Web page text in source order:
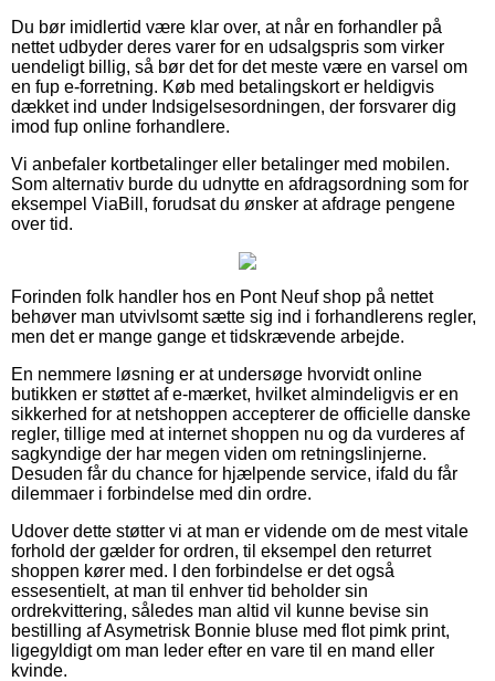
Du bør imidlertid være klar over, at når en forhandler på
nettet udbyder deres varer for en udsalgspris som virker
uendeligt billig, så bør det for det meste være en varsel om
en fup e-forretning. Køb med betalingskort er heldigvis
dækket ind under Indsigelsesordningen, der forsvarer dig
imod fup online forhandlere.
Vi anbefaler kortbetalinger eller betalinger med mobilen.
Som alternativ burde du udnytte en afdragsordning som for
eksempel ViaBill, forudsat du ønsker at afdrage pengene
over tid.
Forinden folk handler hos en Pont Neuf shop på nettet
behøver man utvivlsomt sætte sig ind i forhandlerens regler,
men det er mange gange et tidskrævende arbejde.
En nemmere løsning er at undersøge hvorvidt online
butikken er støttet af e-mærket, hvilket almindeligvis er en
sikkerhed for at netshoppen accepterer de officielle danske
regler, tillige med at internet shoppen nu og da vurderes af
sagkyndige der har megen viden om retningslinjerne.
Desuden får du chance for hjælpende service, ifald du får
dilemmaer i forbindelse med din ordre.
Udover dette støtter vi at man er vidende om de mest vitale
forhold der gælder for ordren, til eksempel den returret
shoppen kører med. I den forbindelse er det også
essesentielt, at man til enhver tid beholder sin
ordrekvittering, således man altid vil kunne bevise sin
bestilling af Asymetrisk Bonnie bluse med flot pimk print,
ligegyldigt om man leder efter en vare til en mand eller
kvinde.